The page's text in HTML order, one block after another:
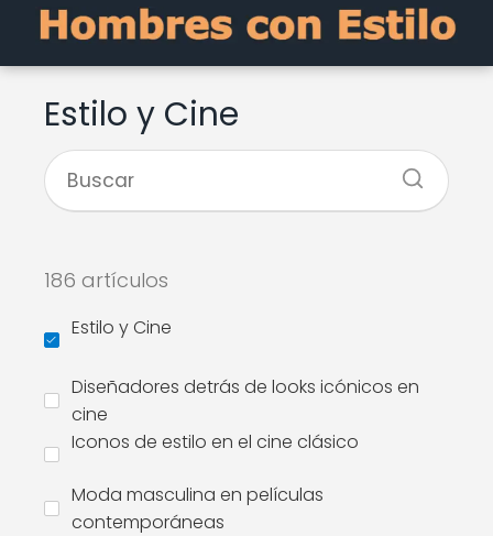
Estilo y Cine
186 artículos
Estilo y Cine
Diseñadores detrás de looks icónicos en
cine
Iconos de estilo en el cine clásico
Moda masculina en películas
contemporáneas